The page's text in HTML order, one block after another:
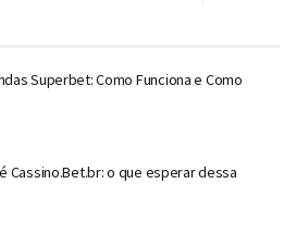
Superbet: Como Funciona e Como
Cassino.Bet.br: o que esperar dessa